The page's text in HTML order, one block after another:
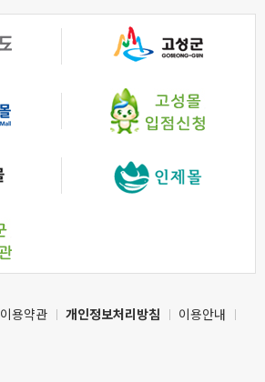
이용약관 개인정보처리방침 이용안내